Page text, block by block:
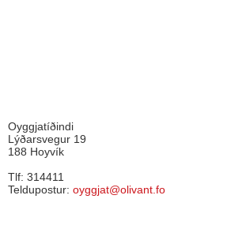
Oyggjatíðindi
Lýðarsvegur 19
188 Hoyvík
Tlf: 314411
Teldupostur: oyggjat@olivant.fo